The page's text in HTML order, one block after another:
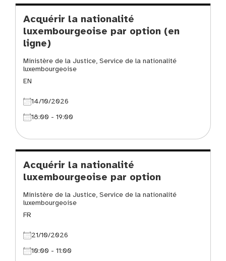
Acquérir la nationalité
luxembourgeoise par option (en
ligne)
Ministère de la Justice, Service de la nationalité
luxembourgeoise
EN
14/10/2026
18:00 - 19:00
Acquérir la nationalité
luxembourgeoise par option
Ministère de la Justice, Service de la nationalité
luxembourgeoise
FR
21/10/2026
10:00 - 11:00